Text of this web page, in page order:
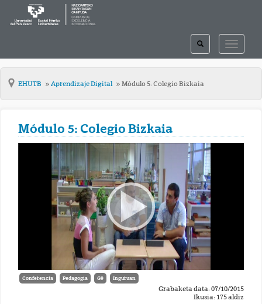
TOGGLE
TOGGLE
SEARCH
EHUTB Aprendizaje Digital Módulo 5: Colegio Bizkaia
Módulo 5: Colegio Bizkaia
Conferencia Pedagogia G9 Inguruan
Grabaketa data: 07/10/2015
Ikusia: 175 aldiz